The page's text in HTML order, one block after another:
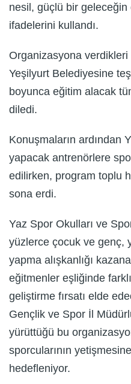
nesil, güçlü bir geleceğin
ifadelerini kullandı.
Organizasyona verdikleri
Yeşilyurt Belediyesine
boyunca eğitim alacak
diledi.
Konuşmaların ardından
yapacak antrenörlere
edilirken, program toplu
sona erdi.
Yaz Spor Okulları ve
yüzlerce çocuk ve genç,
yapma alışkanlığı
eğitmenler eşliğinde
geliştirme fırsatı elde
Gençlik ve Spor İl
yürüttüğü bu
sporcularının
hedefleniyor.